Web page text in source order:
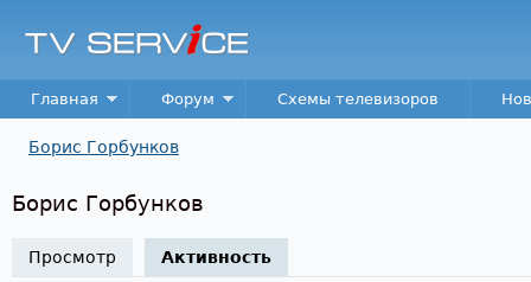
TV
Service
Main menu
Главная Форум Схемы телевизоров
Борис Горбунков
Борис Горбунков
Просмотр Активность(активная вкладка)